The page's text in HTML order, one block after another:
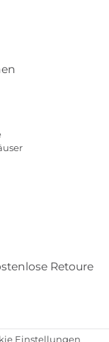
Retoure
Einstellungen